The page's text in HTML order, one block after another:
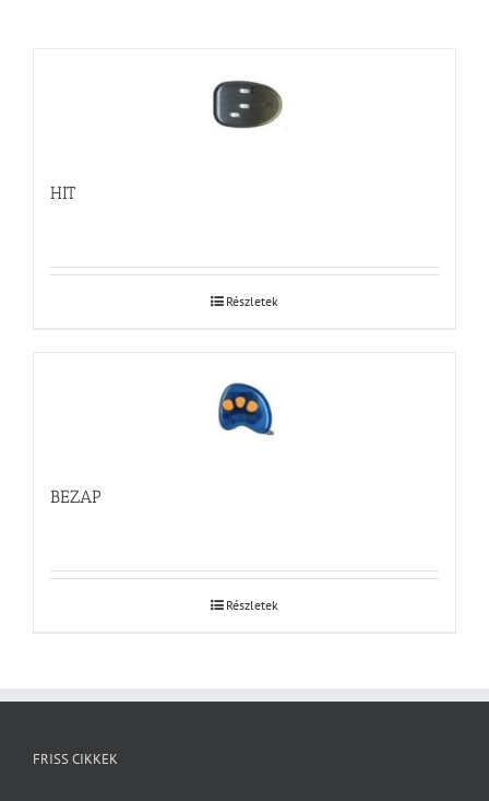
HIT
Részletek
BEZAP
Részletek
FRISS CIKKEK